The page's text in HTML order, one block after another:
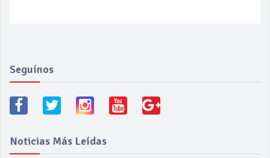
Seguínos
Noticias Más Leídas